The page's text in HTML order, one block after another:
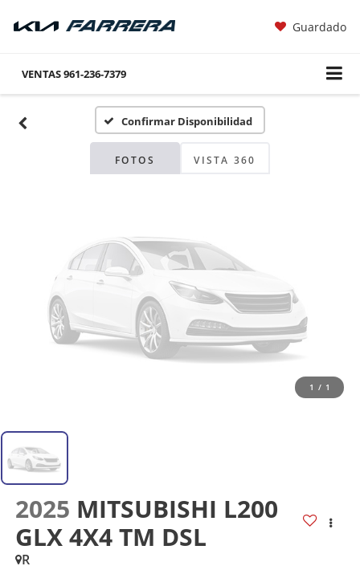
Guardado
VENTAS961-236-7379
Confirmar Disponibilidad
FOTOS VISTA 360
Fotos No
Disponibles
Por favor, revise luego
1 / 1
2025 MITSUBISHI L200
GLX 4X4 TM DSL
R